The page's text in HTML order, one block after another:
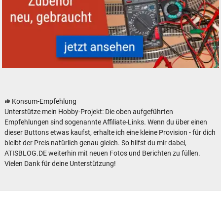
Konsum-Empfehlung
Unterstütze mein Hobby-Projekt: Die oben aufgeführten
Empfehlungen sind sogenannte Affiliate-Links. Wenn du über einen
dieser Buttons etwas kaufst, erhalte ich eine kleine Provision - für dich
bleibt der Preis natürlich genau gleich. So hilfst du mir dabei,
ATISBLOG.DE weiterhin mit neuen Fotos und Berichten zu füllen.
Vielen Dank für deine Unterstützung!